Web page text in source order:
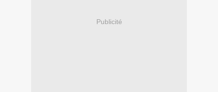
Publicité